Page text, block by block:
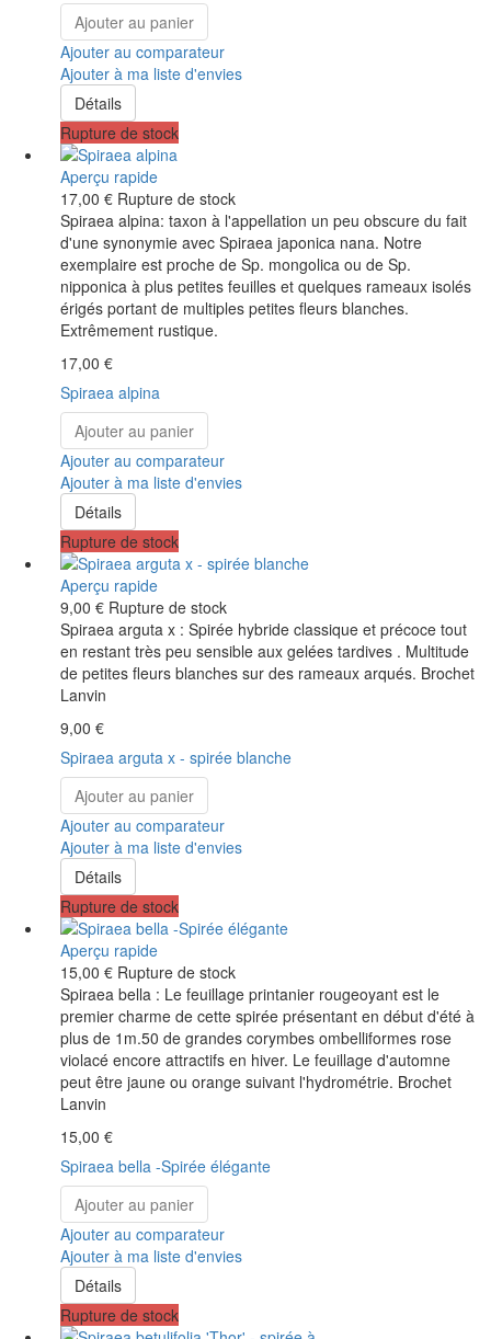
Ajouter au panier
Ajouter au comparateur
Ajouter à ma liste d'envies
Détails
Rupture de stock
Aperçu rapide
17,00 € Rupture de stock
Spiraea alpina: taxon à l'appellation un peu obscure du fait
d'une synonymie avec Spiraea japonica nana. Notre
exemplaire est proche de Sp. mongolica ou de Sp.
nipponica à plus petites feuilles et quelques rameaux isolés
érigés portant de multiples petites fleurs blanches.
Extrêmement rustique.
17,00 €
Spiraea alpina
Ajouter au panier
Ajouter au comparateur
Ajouter à ma liste d'envies
Détails
Rupture de stock
Aperçu rapide
9,00 € Rupture de stock
Spiraea arguta x : Spirée hybride classique et précoce tout
en restant très peu sensible aux gelées tardives . Multitude
de petites fleurs blanches sur des rameaux arqués. Brochet
Lanvin
9,00 €
Spiraea arguta x - spirée blanche
Ajouter au panier
Ajouter au comparateur
Ajouter à ma liste d'envies
Détails
Rupture de stock
Aperçu rapide
15,00 € Rupture de stock
Spiraea bella : Le feuillage printanier rougeoyant est le
premier charme de cette spirée présentant en début d'été à
plus de 1m.50 de grandes corymbes ombelliformes rose
violacé encore attractifs en hiver. Le feuillage d'automne
peut être jaune ou orange suivant l'hydrométrie. Brochet
Lanvin
15,00 €
Spiraea bella -Spirée élégante
Ajouter au panier
Ajouter au comparateur
Ajouter à ma liste d'envies
Détails
Rupture de stock